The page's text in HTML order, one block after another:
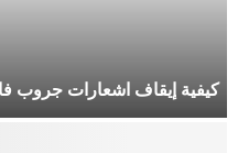
كيفية إيقاف اشعارات جروب